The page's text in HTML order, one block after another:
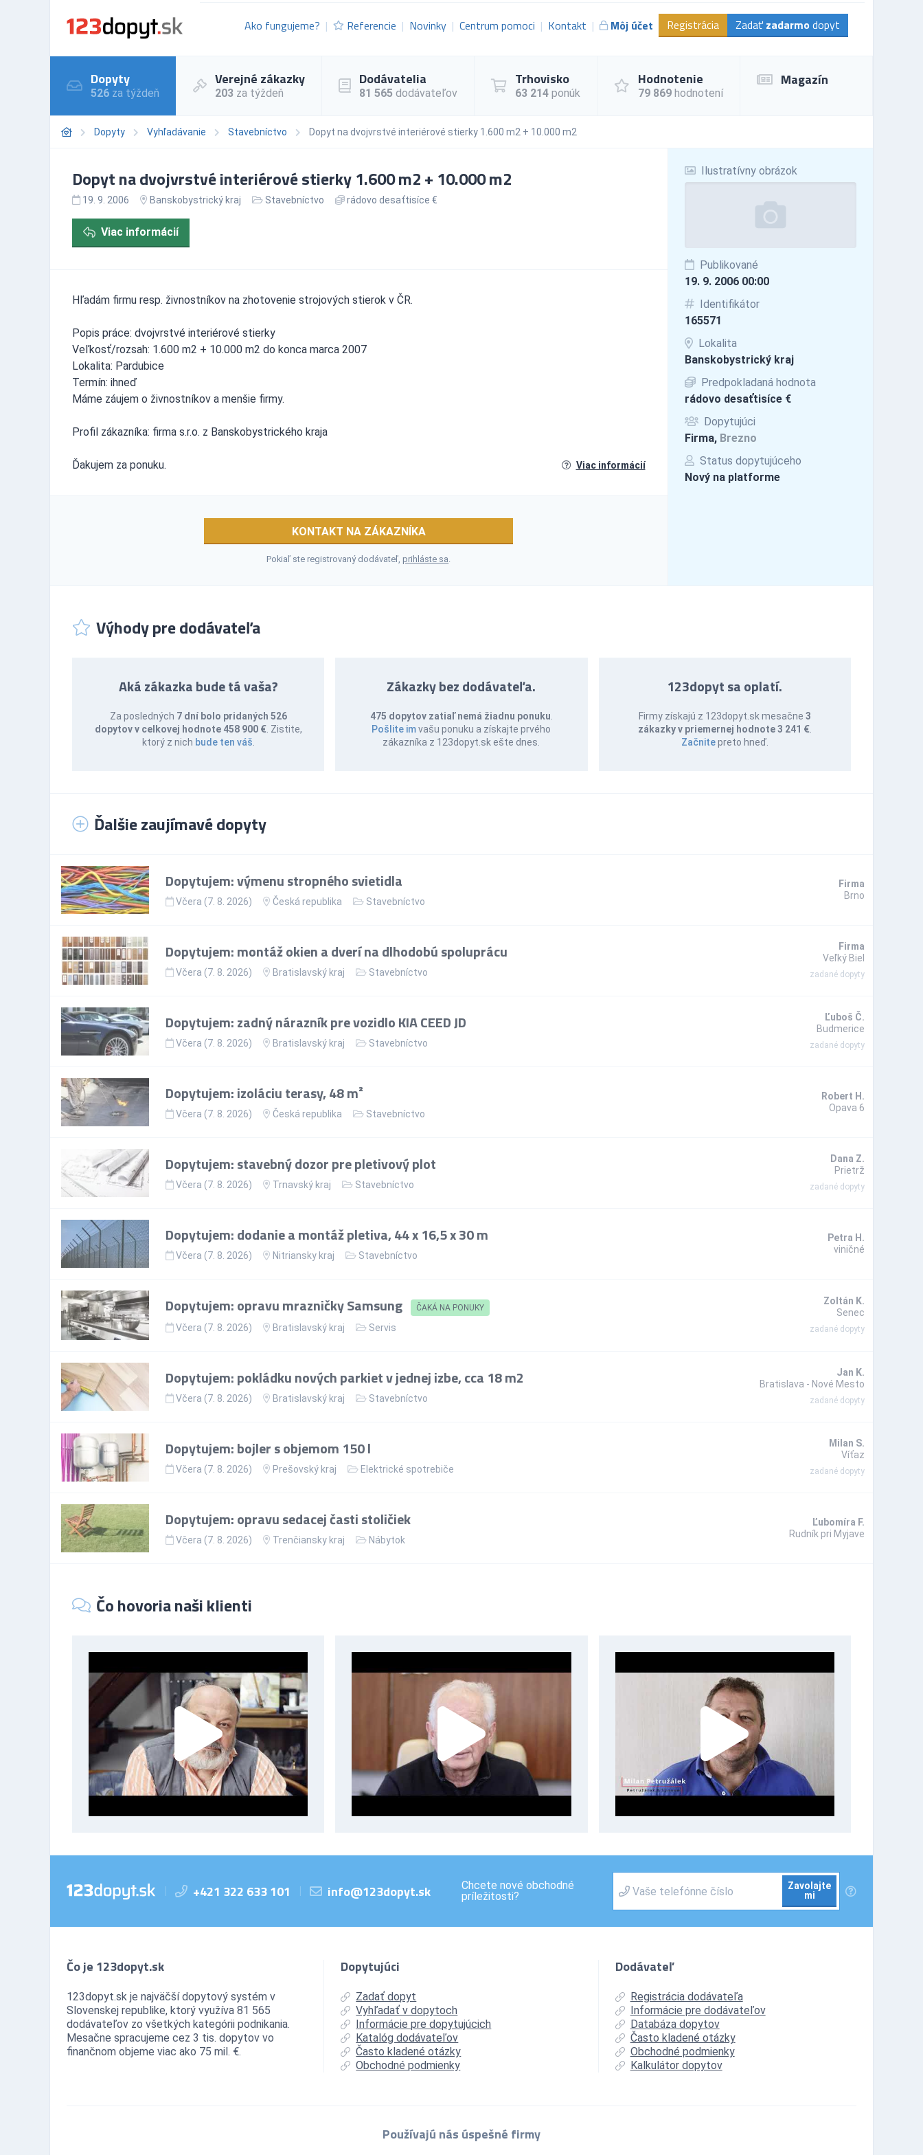
Ako fungujeme? Referencie Novinky Centrum pomoci Kontakt Môj účet Registrácia Zadať zadarmo dopyt
Dopyty
526 za týždeň
Verejné zákazky
203 za týždeň
Dodávatelia
81 565 dodávateľov
Trhovisko
63 214 ponúk
Hodnotenie
79 869 hodnotení
Magazín
Dopyty Vyhľadávanie Stavebníctvo Dopyt na dvojvrstvé interiérové stierky 1.600 m2 + 10.000 m2
Ilustratívny obrázok
Publikované
19. 9. 2006 00:00
Identifikátor
165571
Lokalita
Banskobystrický kraj
Predpokladaná hodnota
rádovo desaťtisíce €
Dopytujúci
Firma, Brezno
Status dopytujúceho
Nový na platforme
Dopyt na dvojvrstvé interiérové stierky 1.600 m2 + 10.000 m2
19. 9. 2006 Banskobystrický kraj Stavebníctvo rádovo desaťtisíce €
Viac informácií
Hľadám firmu resp. živnostníkov na zhotovenie strojových stierok v ČR.
Popis práce: dvojvrstvé interiérové stierky
Veľkosť/rozsah: 1.600 m2 + 10.000 m2 do konca marca 2007
Lokalita: Pardubice
Termín: ihneď
Máme záujem o živnostníkov a menšie firmy.
Profil zákazníka: firma s.r.o. z Banskobystrického kraja
Ďakujem za ponuku. Viac informácií
KONTAKT NA ZÁKAZNÍKA
Pokiaľ ste registrovaný dodávateľ,prihláste sa
Výhody pre dodávateľa
Aká zákazka bude tá vaša?
Za posledných 7 dní bolo pridaných 526
dopytov v celkovej hodnote 458 900 €. Zistite,
ktorý z nich bude ten váš
Zákazky bez dodávateľa.
475 dopytov zatiaľ nemá žiadnu ponuku
Pošlite imvašu ponuku a získajte prvého
zákazníka z 123dopyt.sk ešte dnes.
123dopyt sa oplatí.
Firmy získajú z 123dopyt.sk mesačne 3
zákazky v priemernej hodnote 3 241 €.
Začnitepreto hneď.
Ďalšie zaujímavé dopyty
Dopytujem: výmenu stropného svietidla
Včera (7. 8. 2026) Česká republika Stavebníctvo
Firma
Brno
Dopytujem: montáž okien a dverí na dlhodobú spoluprácu
Včera (7. 8. 2026) Bratislavský kraj Stavebníctvo
Firma
Veľký Biel
zadané dopyty
Dopytujem: zadný nárazník pre vozidlo KIA CEED JD
Včera (7. 8. 2026) Bratislavský kraj Stavebníctvo
Ľuboš Č.
Budmerice
zadané dopyty
Dopytujem: izoláciu terasy, 48 m²
Včera (7. 8. 2026) Česká republika Stavebníctvo
Robert H.
Opava 6
Dopytujem: stavebný dozor pre pletivový plot
Včera (7. 8. 2026) Trnavský kraj Stavebníctvo
Dana Z.
Prietrž
zadané dopyty
Dopytujem: dodanie a montáž pletiva, 44 x 16,5 x 30 m
Včera (7. 8. 2026) Nitriansky kraj Stavebníctvo
Petra H.
viničné
Dopytujem: opravu mrazničky Samsung ČAKÁ NA PONUKY
Včera (7. 8. 2026) Bratislavský kraj Servis
Zoltán K.
Senec
zadané dopyty
Dopytujem: pokládku nových parkiet v jednej izbe, cca 18 m2
Včera (7. 8. 2026) Bratislavský kraj Stavebníctvo
Jan K.
Bratislava - Nové Mesto
zadané dopyty
Dopytujem: bojler s objemom 150 l
Včera (7. 8. 2026) Prešovský kraj Elektrické spotrebiče
Milan S.
Víťaz
zadané dopyty
Dopytujem: opravu sedacej časti stoličiek
Včera (7. 8. 2026) Trenčiansky kraj Nábytok
Ľubomíra F.
Rudník pri Myjave
Čo hovoria naši klienti
+421 322 633 101 info@123dopyt.sk
Chcete nové obchodné
príležitosti?
Zavolajte
mi
Čo je 123dopyt.sk
123dopyt.sk je najväčší dopytový systém v
Slovenskej republike, ktorý využíva 81 565
dodávateľov zo všetkých kategórii podnikania.
Mesačne spracujeme cez 3 tis. dopytov vo
finančnom objeme viac ako 75 mil. €.
Dopytujúci
Zadať dopyt
Vyhľadať v dopytoch
Informácie pre dopytujúcich
Katalóg dodávateľov
Často kladené otázky
Obchodné podmienky
Dodávateľ
Registrácia dodávateľa
Informácie pre dodávateľov
Databáza dopytov
Často kladené otázky
Obchodné podmienky
Kalkulátor dopytov
Používajú nás úspešné firmy